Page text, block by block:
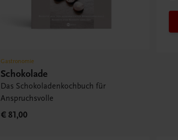
Gastronomie
Schokolade
Das Schokoladenkochbuch für
Anspruchsvolle
€ 81,00